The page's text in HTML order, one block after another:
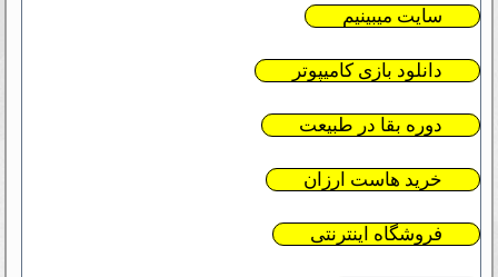
سایت میبینیم
دانلود بازی کامیپوتر
دوره بقا در طبیعت
خرید هاست ارزان
فروشگاه اینترنتی